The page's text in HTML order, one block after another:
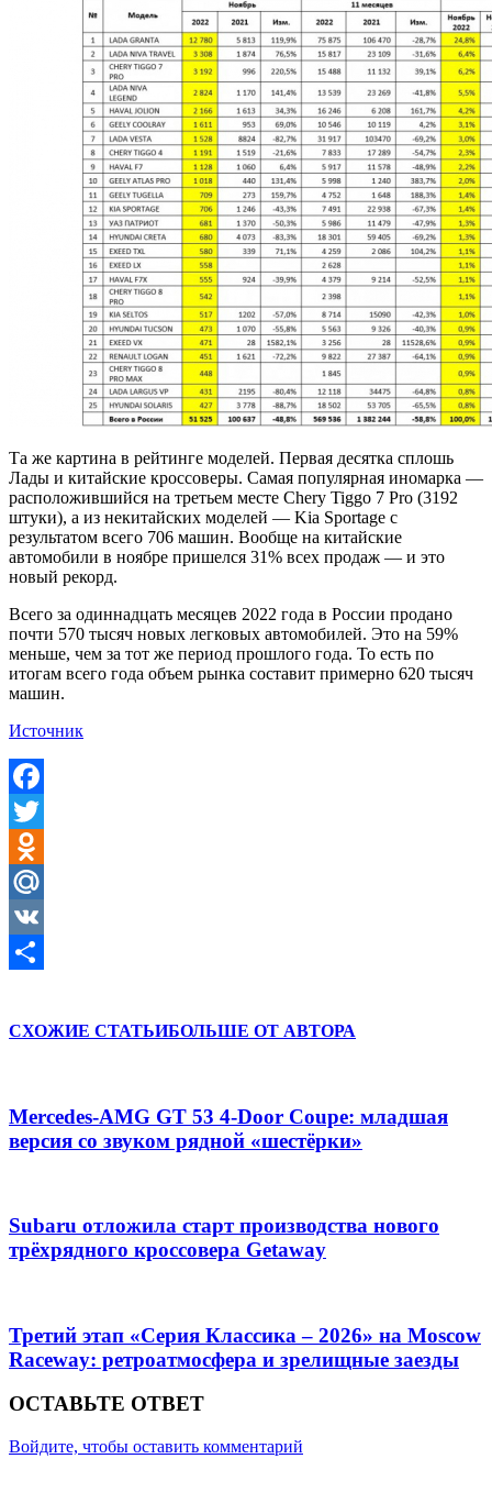
Та же картина в рейтинге моделей. Первая десятка сплошь
Лады и китайские кроссоверы. Самая популярная иномарка —
расположившийся на третьем месте Chery Tiggo 7 Pro (3192
штуки), а из некитайских моделей — Kia Sportage с
результатом всего 706 машин. Вообще на китайские
автомобили в ноябре пришелся 31% всех продаж — и это
новый рекорд.
Всего за одиннадцать месяцев 2022 года в России продано
почти 570 тысяч новых легковых автомобилей. Это на 59%
меньше, чем за тот же период прошлого года. То есть по
итогам всего года объем рынка составит примерно 620 тысяч
машин.
Источник
Facebook
Twitter
Odnoklassniki
Mail.Ru
VK
СХОЖИЕ СТАТЬИБОЛЬШЕ ОТ АВТОРА
Mercedes-AMG GT 53 4-Door Coupe: младшая
версия со звуком рядной «шестёрки»
Subaru отложила старт производства нового
трёхрядного кроссовера Getaway
Третий этап «Серия Классика – 2026» на Moscow
Raceway: ретроатмосфера и зрелищные заезды
ОСТАВЬТЕ ОТВЕТ
Войдите, чтобы оставить комментарий